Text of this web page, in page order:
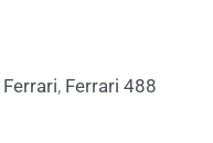
Ferrari, Ferrari 488